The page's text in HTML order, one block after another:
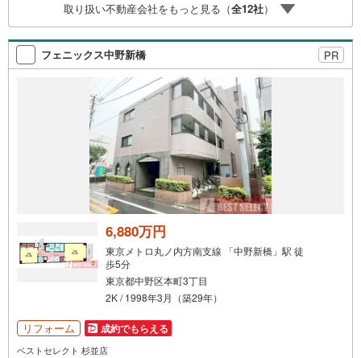
報ください。
取り扱い不動産会社をもっと見る（全12社）
フェニックス中野新橋 PR
6,880万円
東京メトロ丸ノ内方南支線 「中野新橋」駅 徒
歩5分
東京都中野区本町3丁目
2K / 1998年3月（築29年）
リフォーム 成約でもらえる
ベストセレクト 杉並店